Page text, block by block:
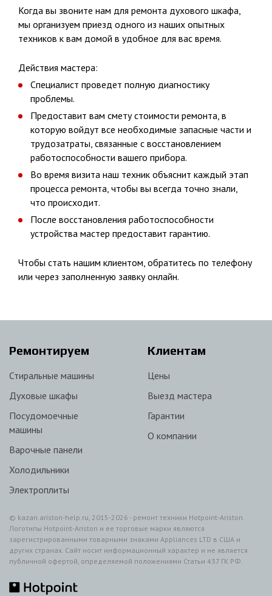
Когда вы звоните нам для ремонта духового шкафа,
мы организуем приезд одного из наших опытных
техников к вам домой в удобное для вас время.
Действия мастера:
Специалист проведет полную диагностику
проблемы.
Предоставит вам смету стоимости ремонта, в
которую войдут все необходимые запасные части и
трудозатраты, связанные с восстановлением
работоспособности вашего прибора.
Во время визита наш техник объяснит каждый этап
процесса ремонта, чтобы вы всегда точно знали,
что происходит.
После восстановления работоспособности
устройства мастер предоставит гарантию.
Чтобы стать нашим клиентом, обратитесь по телефону
или через заполненную заявку онлайн.
Ремонтируем
Стиральные машины
Духовые шкафы
Посудомоечные
машины
Варочные панели
Холодильники
Электроплиты
Клиентам
Цены
Выезд мастера
Гарантии
О компании
© kazan.ariston-help.ru, 2015-2026 - ремонт техники Hotpoint-Ariston.
Логотипы Hotpoint-Ariston и ее торговые марки являются
зарегистрированными товарными знаками Appliances LTD в США и
других странах. Сайт носит информационный характер и не является
публичной офертой, определяемой положениями Статьи 437 ГК РФ.